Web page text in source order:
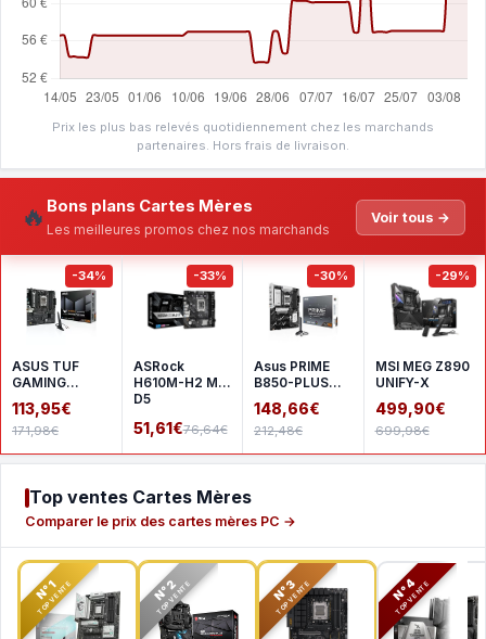
Prix les plus bas relevés quotidiennement chez les marchands
partenaires. Hors frais de livraison.
🔥 Bons plans Cartes Mères
Les meilleures promos chez nos marchands
Voir tous →
-34%
ASUS TUF
GAMING
A620AM-
PLUS WIFI
113,95€
171,98€
-33%
ASRock
H610M-H2 M.2
D5
51,61€76,64€
-30%
Asus PRIME
B850-PLUS
WIFI
148,66€
212,48€
-29%
MSI MEG Z890
UNIFY-X
499,90€
699,98€
Top ventes Cartes Mères
Comparer le prix des cartes mères PC →
N°1
TOP VENTE N°2
TOP VENTE N°3
TOP VENTE N°4
TOP VENTE